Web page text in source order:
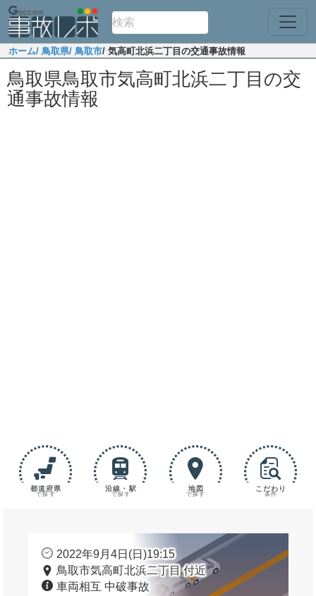
ホーム/ 鳥取県/ 鳥取市/ 気高町北浜二丁目の交通事故情報
鳥取県鳥取市気高町北浜二丁目の交
通事故情報
都道府県
で探す
沿線・駅
で探す
地図
で探す
こだわり
条件
2022年9月4日(日)19:15
鳥取市気高町北浜二丁目 付近
車両相互 中破事故